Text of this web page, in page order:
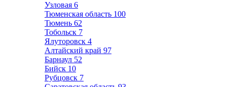
Узловая 6
Тюменская область 100
Тюмень 62
Тобольск 7
Ялуторовск 4
Алтайский край 97
Барнаул 52
Бийск 10
Рубцовск 7